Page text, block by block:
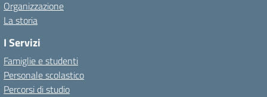
Organizzazione
La storia
I Servizi
Famiglie e studenti
Personale scolastico
Percorsi di studio